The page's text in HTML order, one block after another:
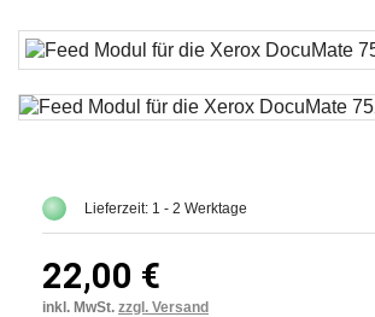
Lieferzeit: 1 - 2 Werktage
22,00 €
inkl. MwSt. zzgl. Versand